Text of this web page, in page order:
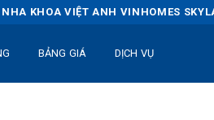
KHOA VIỆT ANH VINHOMES
BẢNG GIÁ DỊCH VỤ